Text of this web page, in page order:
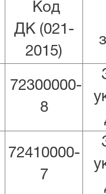
Код
ДК (021-
2015)
72300000-
8
72410000-
7